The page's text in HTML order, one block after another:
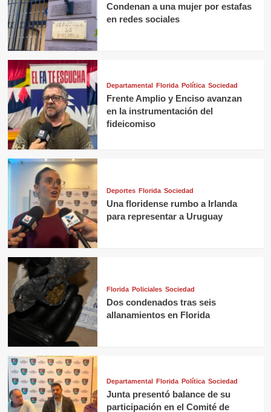
Condenan a una mujer por estafas
en redes sociales
Departamental Florida Política Sociedad
Frente Amplio y Enciso avanzan
en la instrumentación del
fideicomiso
Deportes Florida Sociedad
Una floridense rumbo a Irlanda
para representar a Uruguay
Florida Policiales Sociedad
Dos condenados tras seis
allanamientos en Florida
Departamental Florida Política Sociedad
Junta presentó balance de su
participación en el Comité de